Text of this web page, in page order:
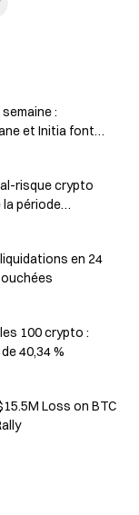
:
et Initia font
risque crypto
période
100 crypto :
40,34 %
Loss on BTC